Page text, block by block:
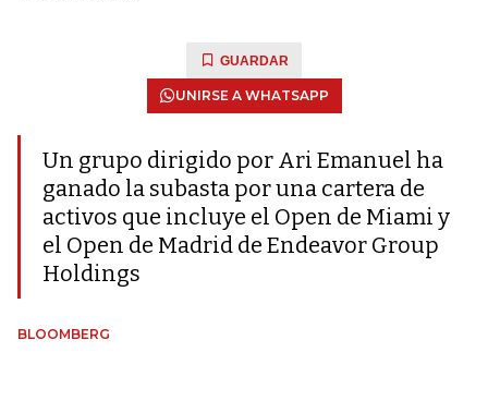
GUARDAR
UNIRSE A WHATSAPP
Un grupo dirigido por Ari Emanuel ha
ganado la subasta por una cartera de
activos que incluye el Open de Miami y
el Open de Madrid de Endeavor Group
Holdings
BLOOMBERG